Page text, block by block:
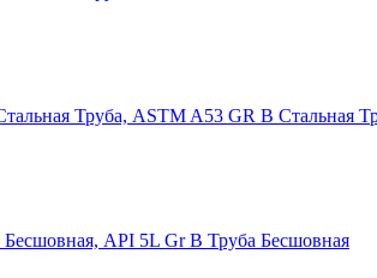
Труба, ASTM A53 GR B Стальная
API 5L Gr B Труба Бесшовная